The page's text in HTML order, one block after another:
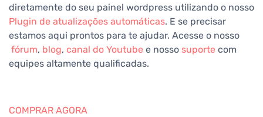
diretamente do seu painel wordpress utilizando o nosso
Plugin de atualizações automáticas. E se precisar
estamos aqui prontos para te ajudar. Acesse o nosso
fórum, blog, canal do Youtube e nosso suporte com
equipes altamente qualificadas.
COMPRAR AGORA